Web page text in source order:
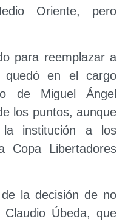
Oriente, pero
para reemplazar a
quedó en el cargo
de Miguel Ángel
los puntos, aunque
institución a los
Copa Libertadores
la decisión de no
Úbeda, que